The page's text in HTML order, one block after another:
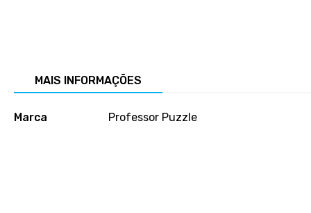
galeria
imagens
MAIS INFORMAÇÕES
Mais
Marca Professor Puzzle